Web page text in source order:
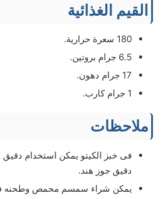
القيم الغذائية
180 سعرة حرارية.
6.5 جرام بروتين.
17 جرام دهون.
1 جرام كارب.
ملاحظات
فى خبز الكيتو يمكن استخدام
دقيق جوز هند.
يمكن شراء سمسم محمص وطحنه